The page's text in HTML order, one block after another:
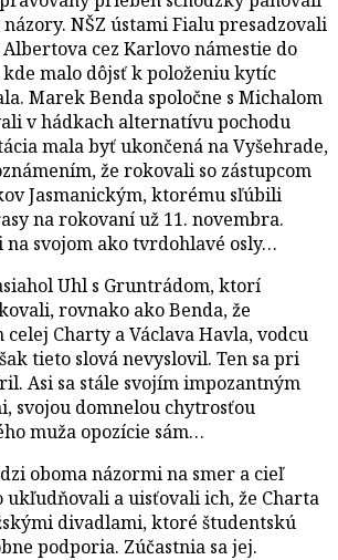
NŠZ ústami Fialu presadzovali
cez Karlovo námestie do
malo dôjsť k položeniu kytíc
Marek Benda spoločne s Michalom
v hádkach alternatívu pochodu
mala byť ukončená na Vyšehrade,
že rokovali so zástupcom
Jasmanickým, ktorému sľúbili
na rokovaní už 11. novembra.
na svojom ako tvrdohlavé osly…
Uhl s Gruntrádom, ktorí
rovnako ako Benda, že
Charty a Václava Havla, vodcu
tieto slová nevyslovil. Ten sa pri
Asi sa stále svojím impozantným
svojou domnelou chytrosťou
muža opozície sám…
názormi na smer a cieľ
ukľudňovali a uisťovali ich, že Charta
divadlami, ktoré študentskú
podporia. Zúčastnia sa jej.